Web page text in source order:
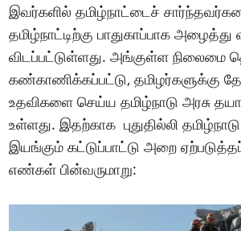
இவர்களில் தமிழ்நாட்டைச்
தமிழ்நாட்டிற்கு பாதுகாப்பாக அழைத்து
விடப்பட்டுள்ளது. அங்குள்ள நிலைமை
கண்காணிக்கப்பட்டு, தமிழர்களுக்கு
உதவிகளை செய்ய தமிழ்நாடு அரசு
உள்ளது. இதற்காக புதுதில்லி
இயங்கும் கட்டுப்பாட்டு அறை
எண்கள் பின்வருமாறு: